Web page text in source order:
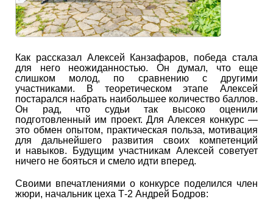
Как рассказал Алексей Канзафаров, победа стала
для него неожиданностью. Он думал, что еще
слишком молод, по сравнению с другими
участниками. В теоретическом этапе Алексей
постарался набрать наибольшее количество баллов.
Он рад, что судьи так высоко оценили
подготовленный им проект. Для Алексея конкурс —
это обмен опытом, практическая польза, мотивация
для дальнейшего развития своих компетенций
и навыков. Будущим участникам Алексей советует
ничего не бояться и смело идти вперед.
Своими впечатлениями о конкурсе поделился член
жюри, начальник цеха Т-2 Андрей Бодров: